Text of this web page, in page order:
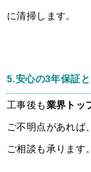
に清掃します。
5.安心の3年保証
工事後も業界トッ
ご不明点があれば
ご相談も承ります。